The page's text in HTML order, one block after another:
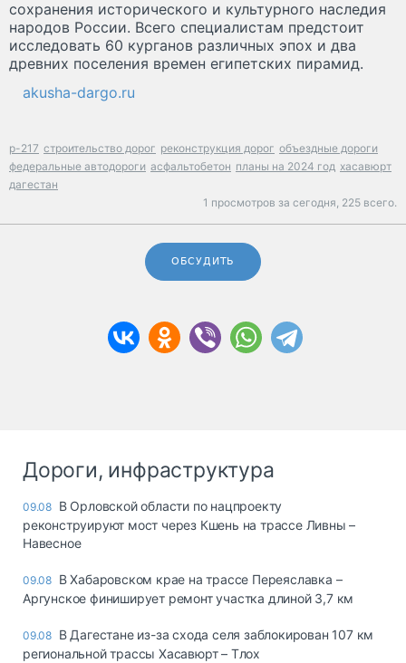
сохранения исторического и культурного наследия
народов России. Всего специалистам предстоит
исследовать 60 курганов различных эпох и два
древних поселения времен египетских пирамид.
akusha-dargo.ru
р-217 строительство дорог реконструкция дорог объездные дороги
федеральные автодороги асфальтобетон планы на 2024 год хасавюрт
дагестан
1 просмотров за сегодня, 225 всего.
ОБСУДИТЬ
Дороги, инфраструктура
09.08 В Орловской области по нацпроекту
реконструируют мост через Кшень на трассе Ливны –
Навесное
09.08 В Хабаровском крае на трассе Переяславка –
Аргунское финиширует ремонт участка длиной 3,7 км
09.08 В Дагестане из-за схода селя заблокирован 107 км
региональной трассы Хасавюрт – Тлох